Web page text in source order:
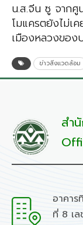
น.ส.จีน ซู จากศู
โมแครตยังไม่เ
เมืองหลวงของ
ข่าวสิ่งแวดล้อม
สำ
อาคาร
ที่ 8 เล